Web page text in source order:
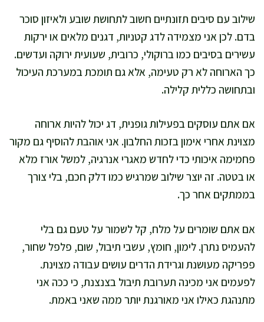
שילוב עם סיבים תזונתיים חשוב לתחושת שובע ולאיזון סוכר
בדם. לכן אני מצמידה לדג קטניות, דגנים מלאים או ירקות
עשירים בסיבים כמו ברוקולי, כרובית, שעועית ירוקה ועדשים.
כך הארוחה לא רק טעימה, אלא גם תומכת במערכת העיכול
ובתחושה כללית קלילה.
אם אתם עוסקים בפעילות גופנית, דג יכול להיות ארוחה
מצוינת אחרי אימון בזכות החלבון. אני אוהבת להוסיף גם מקור
פחמימה איכותי כדי לחדש מאגרי אנרגיה, למשל אורז מלא
או בטטה. זה יוצר שילוב שמרגיש כמו דלק חכם, בלי צורך
בממתקים אחר כך.
אם אתם שומרים על מלח, קל לשמור על טעם גם בלי
להעמיס נתרן. לימון, חומץ, עשבי תיבול, שום, פלפל שחור,
פפריקה מעושנת וגרידת הדרים עושים עבודה מצוינת.
לפעמים אני מכינה תערובת תיבול בצנצנת, כי ככה אני
מתנהגת כאילו אני מאורגנת יותר ממה שאני באמת.